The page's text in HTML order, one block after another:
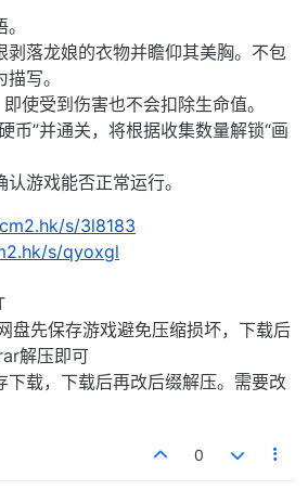
剥落龙娘的衣物并瞻仰其美胸。不包
写。
即使受到伤害也不会扣除生命值。
币”并通关，将根据收集数量解锁“画
游戏能否正常运行。
s/3l8183
s/qyoxgl
盘先保存游戏避免压缩损坏，下载后
解压即可
下载，下载后再改后缀解压。需要改
0